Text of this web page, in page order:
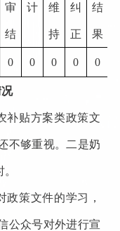
审
结
计 维
持
纠
正
结
果
0 0 0 0 0
补贴方案类政策文
不够重视。二是奶
政策文件的学习，
公众号对外进行宣